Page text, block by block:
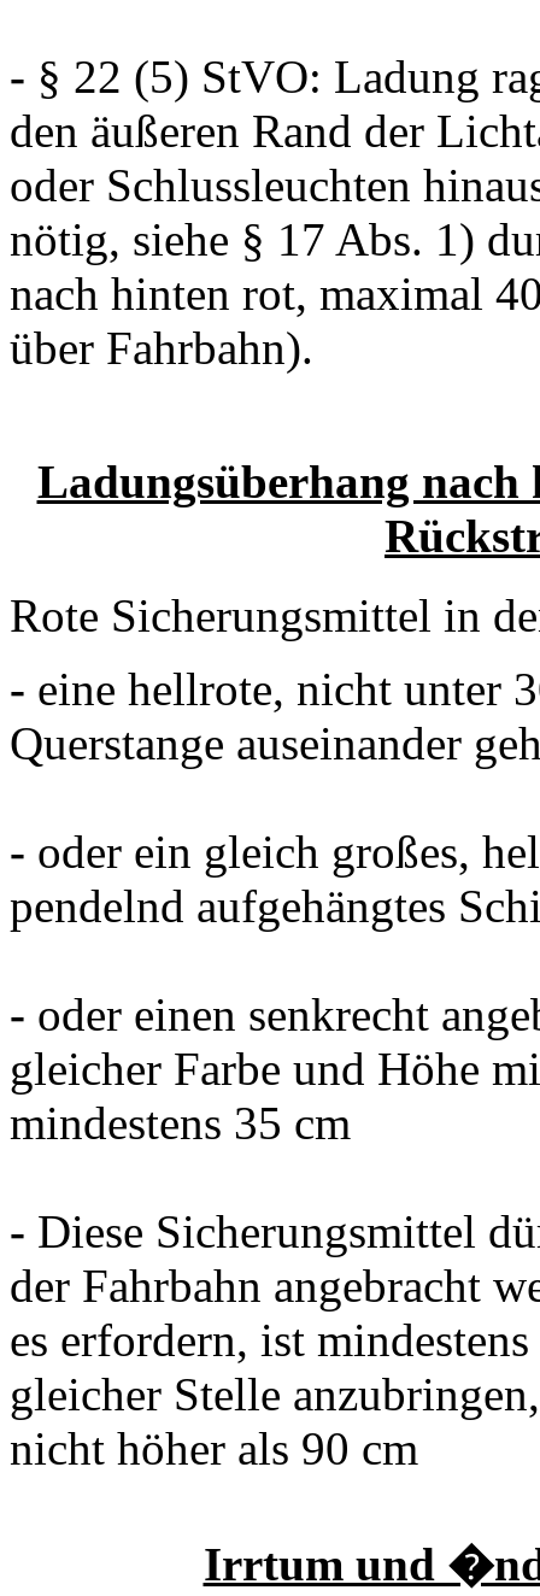
- § 22 (5) StVO: Ladung
den äußeren Rand der
oder Schlussleuchten
nötig, siehe § 17 Abs. 1)
nach hinten rot, maximal
über Fahrbahn).
Ladungsüberhang nach
Rote Sicherungsmittel in
- eine hellrote, nicht unter
Querstange auseinander
- oder ein gleich großes,
pendelnd aufgehängtes
- oder einen senkrecht
gleicher Farbe und Höhe
mindestens 35 cm
- Diese Sicherungsmittel
der Fahrbahn angebracht
es erfordern, ist
gleicher Stelle
nicht höher als 90 cm
Irrtum und